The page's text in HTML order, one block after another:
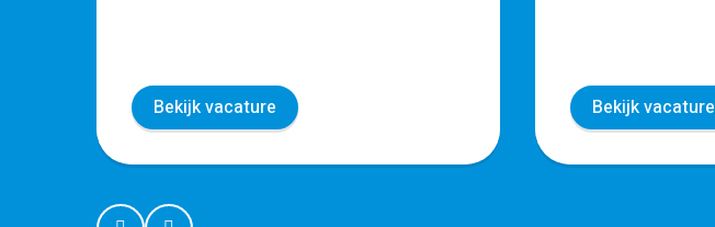
Bekijk vacature Bekijk vacature